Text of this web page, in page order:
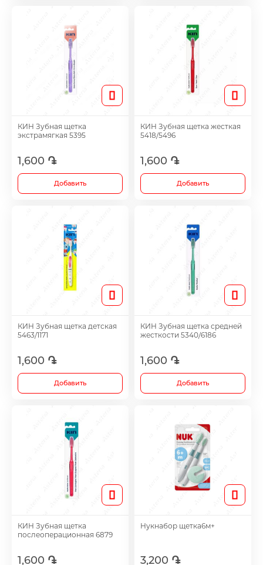
Метаболические препараты
Противоопухолевые препараты
Травы и настойки
Метаболизм препаратов для лечения
Anti-cholesterol Mediations
Diabetes Treatment Tablets
Vitamins for Children
Footh Care
КИН Зубная щетка
экстрамягкая 5395
1,600 ֏
Добавить
КИН Зубная щетка жесткая
5418/5496
1,600 ֏
Добавить
КИН Зубная щетка детская
5463/1171
1,600 ֏
Добавить
КИН Зубная щетка средней
жесткости 5340/6186
1,600 ֏
Добавить
КИН Зубная щетка
послеоперационная 6879
1,600 ֏
Нукнабор щетка6м+
3,200 ֏